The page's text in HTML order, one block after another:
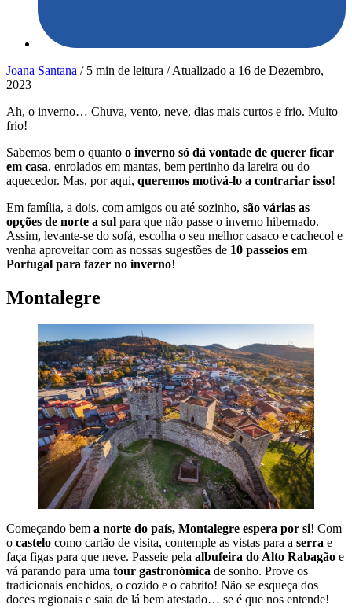
Joana Santana / 5 min de leitura /Atualizado a 16 de Dezembro,
2023
Ah, o inverno… Chuva, vento, neve, dias mais curtos e frio. Muito
frio!
Sabemos bem o quanto o inverno só dá vontade de querer ficar
em casa, enrolados em mantas, bem pertinho da lareira ou do
aquecedor. Mas, por aqui, queremos motivá-lo a contrariar isso!
Em família, a dois, com amigos ou até sozinho, são várias as
opções de norte a sul para que não passe o inverno hibernado.
Assim, levante-se do sofá, escolha o seu melhor casaco e cachecol e
venha aproveitar com as nossas sugestões de 10 passeios em
Portugal para fazer no inverno!
Montalegre
Começando bem a norte do país, Montalegre espera por si! Com
o castelo como cartão de visita, contemple as vistas para a serra e
faça figas para que neve. Passeie pela albufeira do Alto Rabagão e
vá parando para uma tour gastronómica de sonho. Prove os
tradicionais enchidos, o cozido e o cabrito! Não se esqueça dos
doces regionais e saia de lá bem atestado… se é que nos entende!